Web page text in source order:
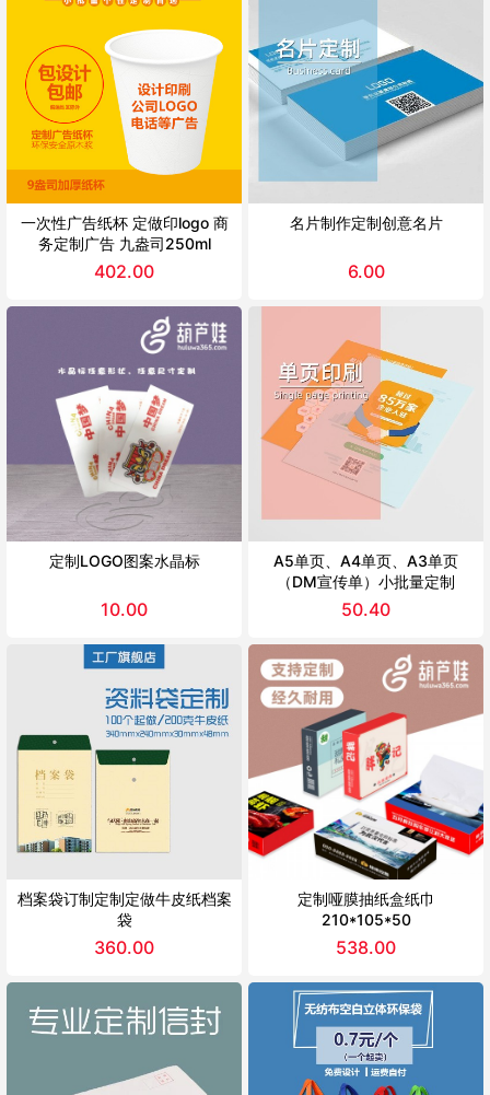
一次性广告纸杯 定做印logo 商
务定制广告 九盎司250ml
402.00
名片制作定制创意名片
6.00
定制LOGO图案水晶标
10.00
A5单页、A4单页、A3单页
（DM宣传单）小批量定制
50.40
档案袋订制定制定做牛皮纸档案
袋
360.00
定制哑膜抽纸盒纸巾
210*105*50
538.00